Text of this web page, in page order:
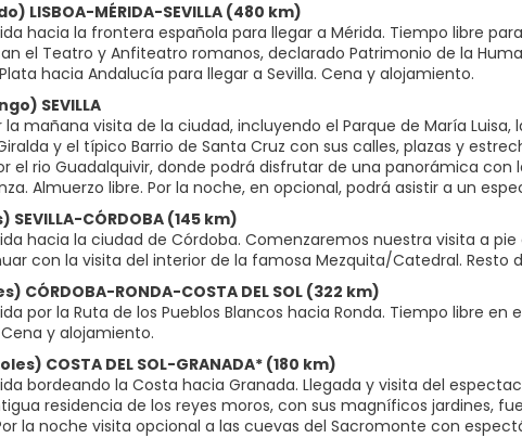
LISBOA-MÉRIDA-SEVILLA (480 km)
hacia la frontera española para llegar a Mérida. Tiempo libre
el Teatro y Anfiteatro romanos, declarado Patrimonio de la
hacia Andalucía para llegar a Sevilla. Cena y alojamiento.
SEVILLA
la mañana visita de la ciudad, incluyendo el Parque de María
y el típico Barrio de Santa Cruz con sus calles, plazas y
el rio Guadalquivir, donde podrá disfrutar de una panorámica con
Almuerzo libre. Por la noche, en opcional, podrá asistir a un
SEVILLA-CÓRDOBA (145 km)
hacia la ciudad de Córdoba. Comenzaremos nuestra visita a
con la visita del interior de la famosa Mezquita/Catedral. Resto
CÓRDOBA-RONDA-COSTA DEL SOL (322 km)
por la Ruta de los Pueblos Blancos hacia Ronda. Tiempo libre
y alojamiento.
COSTA DEL SOL-GRANADA* (180 km)
bordeando la Costa hacia Granada. Llegada y visita del
residencia de los reyes moros, con sus magníficos jardines,
la noche visita opcional a las cuevas del Sacromonte con